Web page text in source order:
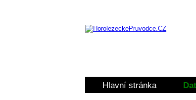
Hlavní stránka